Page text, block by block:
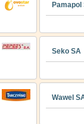
Pamapol
Seko SA
Wawel